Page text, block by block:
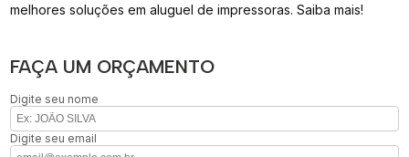
melhores soluções em aluguel de impressoras. Saiba mais!
FAÇA UM ORÇAMENTO
Digite seu nome
Digite seu email